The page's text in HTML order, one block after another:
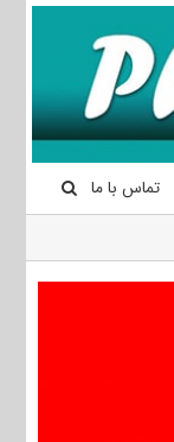
تماس با ما